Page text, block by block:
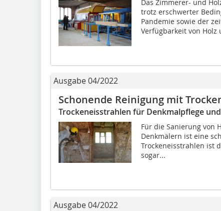
Das Zimmerer- und
trotz erschwerter
Pandemie sowie der
Verfügbarkeit von Holz
Ausgabe 04/2022
Schonende Reinigung mit
Trockeneisstrahlen für Denkmalpflege
Für die Sanierung von
Denkmälern ist eine
Trockeneisstrahlen ist
sogar...
Ausgabe 04/2022